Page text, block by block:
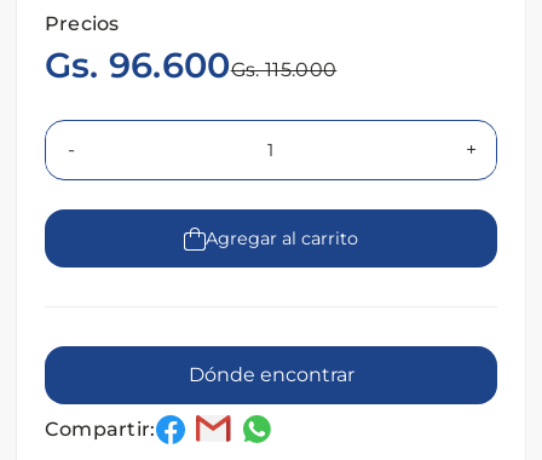
Precios
Gs. 96.600Gs. 115.000
- +
Agregar al carrito
Dónde encontrar
Compartir: